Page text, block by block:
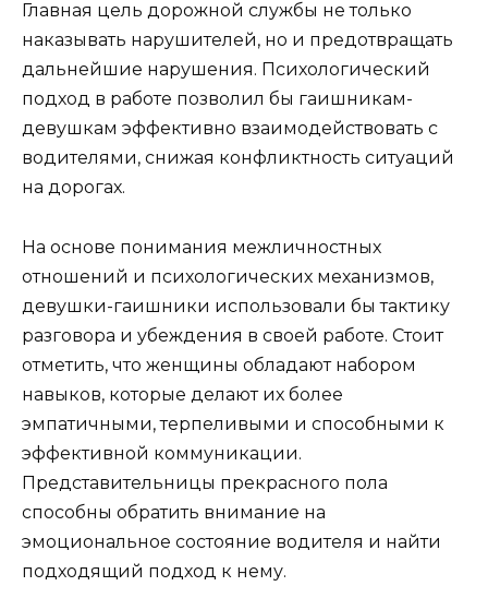
Главная цель дорожной службы не только
наказывать нарушителей, но и предотвращать
дальнейшие нарушения. Психологический
подход в работе позволил бы гаишникам-
девушкам эффективно взаимодействовать с
водителями, снижая конфликтность ситуаций
на дорогах.
На основе понимания межличностных
отношений и психологических механизмов,
девушки-гаишники использовали бы тактику
разговора и убеждения в своей работе. Стоит
отметить, что женщины обладают набором
навыков, которые делают их более
эмпатичными, терпеливыми и способными к
эффективной коммуникации.
Представительницы прекрасного пола
способны обратить внимание на
эмоциональное состояние водителя и найти
подходящий подход к нему.